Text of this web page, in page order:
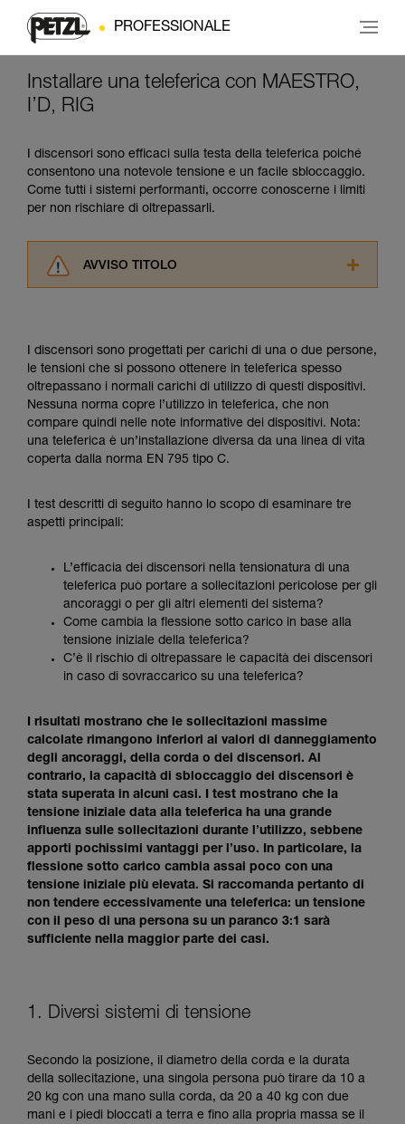
PROFESSIONALE
Installare una teleferica con MAESTRO,
I’D, RIG
I discensori sono efficaci sulla testa della teleferica poiché
consentono una notevole tensione e un facile sbloccaggio.
Come tutti i sistemi performanti, occorre conoscerne i limiti
per non rischiare di oltrepassarli.
AVVISO TITOLO
informazioni dell’istruzione tecnica per poter
capire queste ulteriori informazioni.
La padronanza di queste tecniche richiede una
formazione ed un addestramento specifico.
Verificate con un professionista la vostra
capacità di rifare la manovra, da soli, in piena
sicurezza, prima di riprodurla autonomamente.
attività. Ne possono esistere altre che non
vengono qui descritte.
I discensori sono progettati per carichi di una o due persone,
le tensioni che si possono ottenere in teleferica spesso
oltrepassano i normali carichi di utilizzo di questi dispositivi.
Nessuna norma copre l’utilizzo in teleferica, che non
compare quindi nelle note informative dei dispositivi. Nota:
una teleferica è un’installazione diversa da una linea di vita
coperta dalla norma EN 795 tipo C.
I test descritti di seguito hanno lo scopo di esaminare tre
aspetti principali:
L’efficacia dei discensori nella tensionatura di una
teleferica può portare a sollecitazioni pericolose per gli
ancoraggi o per gli altri elementi del sistema?
Come cambia la flessione sotto carico in base alla
tensione iniziale della teleferica?
C’è il rischio di oltrepassare le capacità dei discensori
in caso di sovraccarico su una teleferica?
I risultati mostrano che le sollecitazioni massime
calcolate rimangono inferiori ai valori di danneggiamento
degli ancoraggi, della corda o dei discensori. Al
contrario, la capacità di sbloccaggio dei discensori è
stata superata in alcuni casi. I test mostrano che la
tensione iniziale data alla teleferica ha una grande
influenza sulle sollecitazioni durante l’utilizzo, sebbene
apporti pochissimi vantaggi per l’uso. In particolare, la
flessione sotto carico cambia assai poco con una
tensione iniziale più elevata. Si raccomanda pertanto di
non tendere eccessivamente una teleferica: un tensione
con il peso di una persona su un paranco 3:1 sarà
sufficiente nella maggior parte dei casi.
1. Diversi sistemi di tensione
Secondo la posizione, il diametro della corda e la durata
della sollecitazione, una singola persona può tirare da 10 a
20 kg con una mano sulla corda, da 20 a 40 kg con due
mani e i piedi bloccati a terra e fino alla propria massa se il